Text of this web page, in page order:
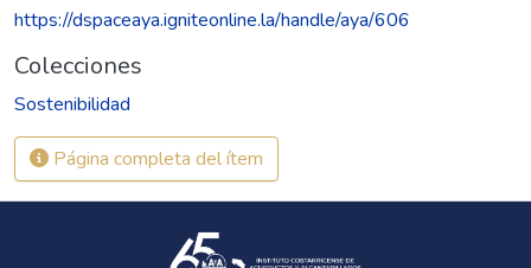
https://dspaceaya.igniteonline.la/handle/aya/606
Colecciones
Sostenibilidad
Página completa del ítem